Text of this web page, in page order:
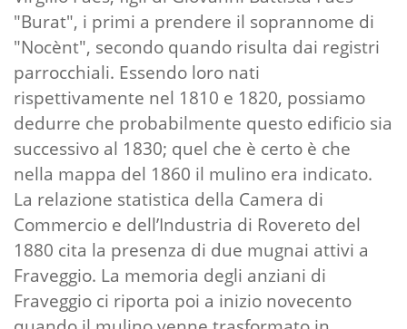
"Burat", i primi a prendere il soprannome di
"Nocènt", secondo quando risulta dai registri
parrocchiali. Essendo loro nati
rispettivamente nel 1810 e 1820, possiamo
dedurre che probabilmente questo edificio sia
successivo al 1830; quel che è certo è che
nella mappa del 1860 il mulino era indicato.
La relazione statistica della Camera di
Commercio e dell’Industria di Rovereto del
1880 cita la presenza di due mugnai attivi a
Fraveggio. La memoria degli anziani di
Fraveggio ci riporta poi a inizio novecento